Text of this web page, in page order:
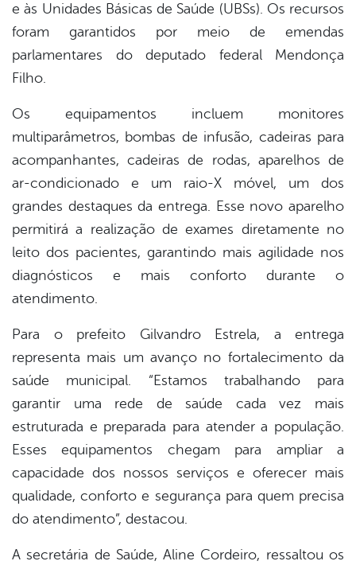
e às Unidades Básicas de Saúde (UBSs). Os recursos
foram garantidos por meio de emendas
parlamentares do deputado federal Mendonça
Filho.
Os equipamentos incluem monitores
multiparâmetros, bombas de infusão, cadeiras para
acompanhantes, cadeiras de rodas, aparelhos de
ar-condicionado e um raio-X móvel, um dos
grandes destaques da entrega. Esse novo aparelho
permitirá a realização de exames diretamente no
leito dos pacientes, garantindo mais agilidade nos
diagnósticos e mais conforto durante o
atendimento.
Para o prefeito Gilvandro Estrela, a entrega
representa mais um avanço no fortalecimento da
saúde municipal. “Estamos trabalhando para
garantir uma rede de saúde cada vez mais
estruturada e preparada para atender a população.
Esses equipamentos chegam para ampliar a
capacidade dos nossos serviços e oferecer mais
qualidade, conforto e segurança para quem precisa
do atendimento”, destacou.
A secretária de Saúde, Aline Cordeiro, ressaltou os